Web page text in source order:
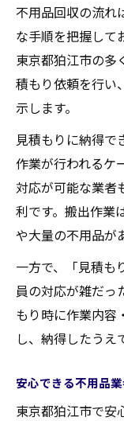
不用品回収の流れ
な手順を把握して
東京都狛江市の多
積もり依頼を行い
示します。
見積もりに納得で
作業が行われるケ
対応が可能な業者
利です。搬出作業
や大量の不用品が
一方で、「見積も
員の対応が雑だっ
もり時に作業内容
し、納得したうえ
安心できる不用品
東京都狛江市で安